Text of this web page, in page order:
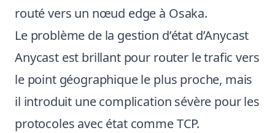
routé vers un nœud edge à Osaka.
Le problème de la gestion d’état d’Anycast
Anycast est brillant pour router le trafic vers
le point géographique le plus proche, mais
il introduit une complication sévère pour les
protocoles avec état comme TCP.